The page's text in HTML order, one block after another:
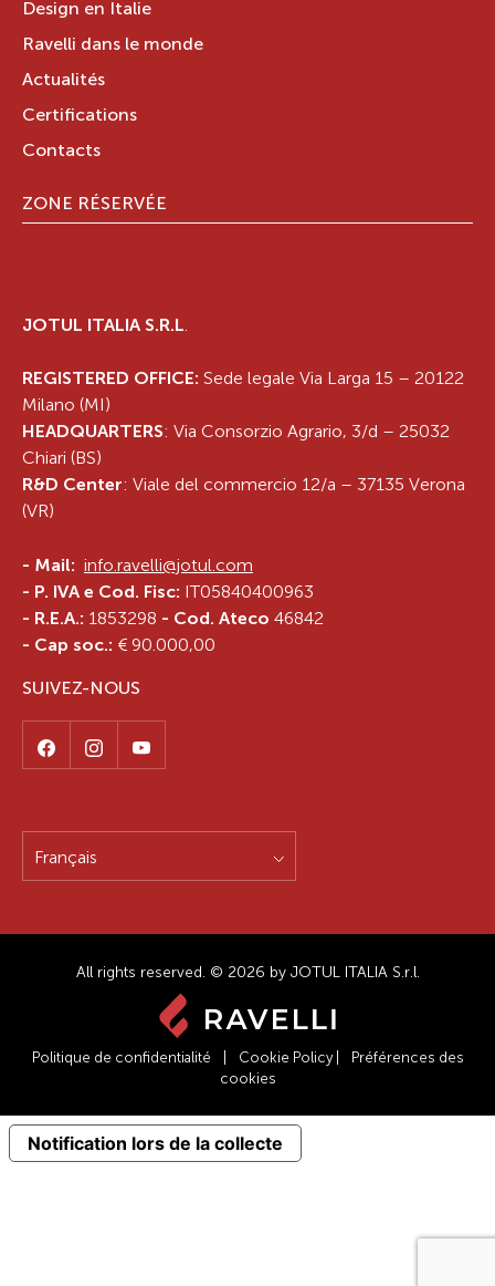
Design en Italie
Ravelli dans le monde
Actualités
Certifications
Contacts
ZONE RÉSERVÉE
JOTUL ITALIA S.R.L.
REGISTERED OFFICE: Sede legale Via Larga 15 – 20122
Milano (MI)
HEADQUARTERS: Via Consorzio Agrario, 3/d – 25032
Chiari (BS)
R&D Center: Viale del commercio 12/a – 37135 Verona
(VR)
- Mail: info.ravelli@jotul.com
- P. IVA e Cod. Fisc: IT05840400963
- R.E.A.: 1853298 - Cod. Ateco 46842
- Cap soc.: € 90.000,00
SUIVEZ-NOUS
Français
All rights reserved. © 2026 by JOTUL ITALIA S.r.l.
Politique de confidentialité Cookie Policy
Préférences des
cookies
Notification lors de la collecte